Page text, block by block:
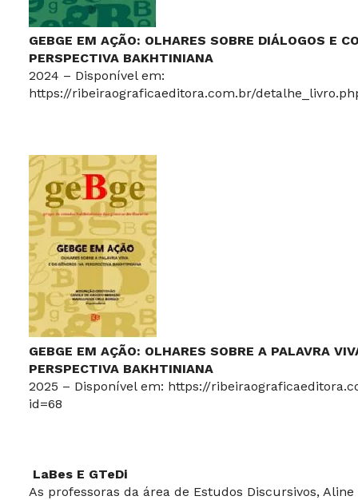
GEBGE EM AÇÃO: OLHARES SOBRE DIÁLOGOS E
PERSPECTIVA BAKHTINIANA
2024 – Disponível em:
https://ribeiraograficaeditora.com.br/
GEBGE EM AÇÃO: OLHARES SOBRE A PALAVRA
PERSPECTIVA BAKHTINIANA
2025 – Disponível em: https://
id=68
LaBes E GTeDi
As professoras da área de Estudos Discursivos,